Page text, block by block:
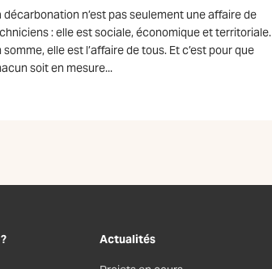
décarbonation n’est pas seulement une affaire de
: elle est sociale, économique et territoriale.
somme, elle est l’affaire de tous. Et c’est pour que
soit en mesure...
Actualités